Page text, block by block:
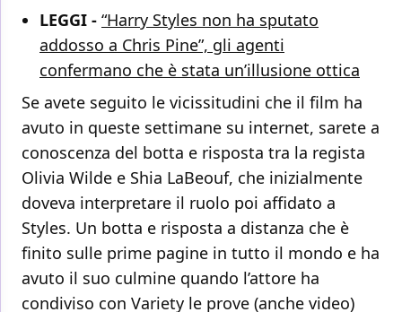
LEGGI - “Harry Styles non ha sputato
addosso a Chris Pine”, gli agenti
confermano che è stata un’illusione ottica
Se avete seguito le vicissitudini che il film ha
avuto in queste settimane su internet, sarete a
conoscenza del botta e risposta tra la regista
Olivia Wilde e Shia LaBeouf, che inizialmente
doveva interpretare il ruolo poi affidato a
Styles. Un botta e risposta a distanza che è
finito sulle prime pagine in tutto il mondo e ha
avuto il suo culmine quando l’attore ha
condiviso con Variety le prove (anche video)